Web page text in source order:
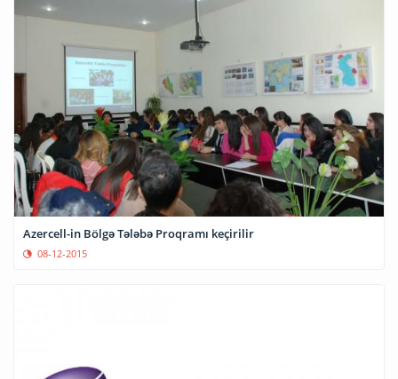
Azercell-in Bölgə Tələbə Proqramı keçirilir
08-12-2015